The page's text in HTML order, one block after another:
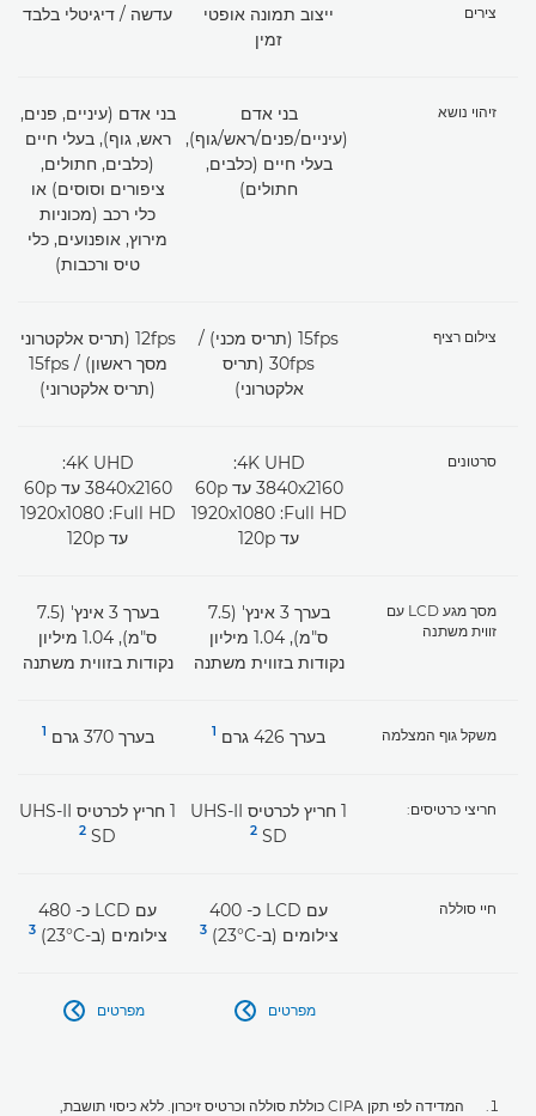
צירים
ייצוב תמונה אופטי
זמין
עדשה / דיגיטלי בלבד
זיהוי נושא
בני אדם
(עיניים/פנים/ראש/גוף),
בעלי חיים (כלבים,
חתולים)
בני אדם (עיניים, פנים,
ראש, גוף), בעלי חיים
(כלבים, חתולים,
ציפורים וסוסים) או
כלי רכב (מכוניות
מירוץ, אופנועים, כלי
טיס ורכבות)
צילום רציף
15fps (תריס מכני) /
30fps (תריס
אלקטרוני)
‎12fps (תריס אלקטרוני
מסך ראשון) / 15fps
(תריס אלקטרוני)
סרטונים
4K UHD:
‏3840x2160 עד 60p
Full HD: ‏1920x1080
עד 120p
4K UHD:
‏3840x2160 עד 60p
Full HD: ‏1920x1080
עד 120p
מסך מגע LCD עם
זווית משתנה
בערך 3 אינץ' (7.5
ס"מ), 1.04 מיליון
נקודות בזווית משתנה
בערך 3 אינץ' (7.5
ס"מ), 1.04 מיליון
נקודות בזווית משתנה
משקל גוף המצלמה בערך 426 גרם 1 בערך 370 גרם 1
חריצי כרטיסים:
1 חריץ לכרטיס UHS-II
SD ‏
2
1 חריץ לכרטיס UHS-II
SD ‏
2
חיי סוללה
עם LCD כ- 400
צילומים (ב-23°C)
3
עם LCD כ- 480
צילומים (ב-23°C)
3
מפרטים  מפרטים 
המדידה לפי תקן CIPA כוללת סוללה וכרטיס זיכרון. ללא כיסוי תושבת,